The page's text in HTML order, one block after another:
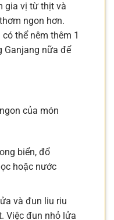
gia vị từ thịt và
ngon hơn.
thể nêm thêm 1
Ganjang nữa để
của món
biển, đổ
hoặc nước
và đun liu riu
Việc đun nhỏ lửa